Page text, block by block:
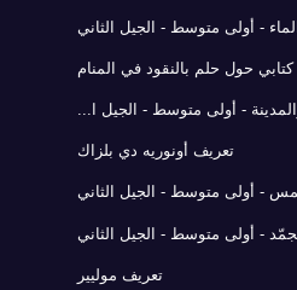
- أولى متوسط - الجيل الثاني
كتابي حول حلم بالنقود في المنام
- أولى متوسط - الجيل ا...
تعريف أونوريه دي بلزاك
- أولى متوسط - الجيل الثاني
- أولى متوسط - الجيل الثاني
تعريف موليير